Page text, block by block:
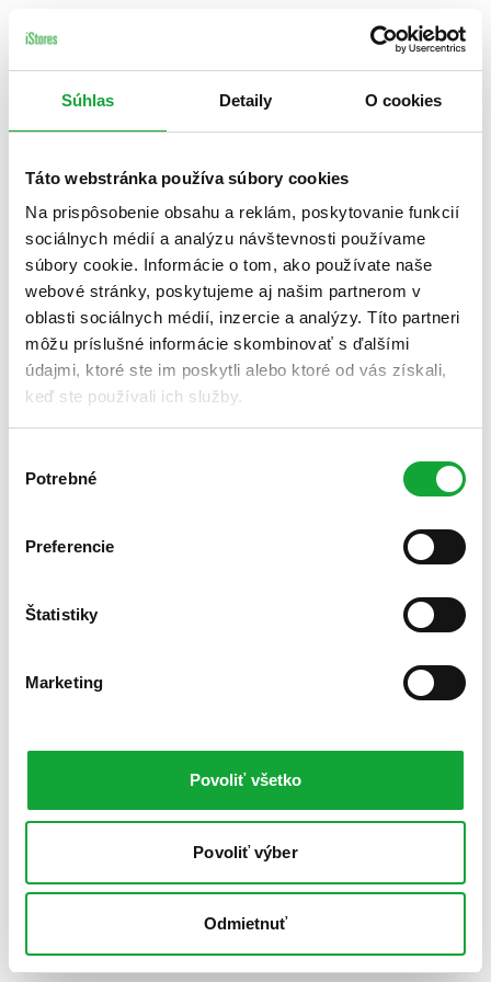
Súhlas Detaily O cookies
Táto webstránka používa súbory cookies
Na prispôsobenie obsahu a reklám, poskytovanie funkcií
sociálnych médií a analýzu návštevnosti používame
súbory cookie. Informácie o tom, ako používate naše
webové stránky, poskytujeme aj našim partnerom v
oblasti sociálnych médií, inzercie a analýzy. Títo partneri
môžu príslušné informácie skombinovať s ďalšími
údajmi, ktoré ste im poskytli alebo ktoré od vás získali,
keď ste používali ich služby.
súhlasu
Potrebné
Preferencie
Štatistiky
Marketing
Povoliť všetko
Povoliť výber
Odmietnuť